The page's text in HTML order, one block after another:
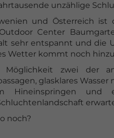
unzählige
und Österreich ist
Center
sehr entspannt und die
Wetter kommt noch
zwei der
glasklares
Hineinspringen
noch?